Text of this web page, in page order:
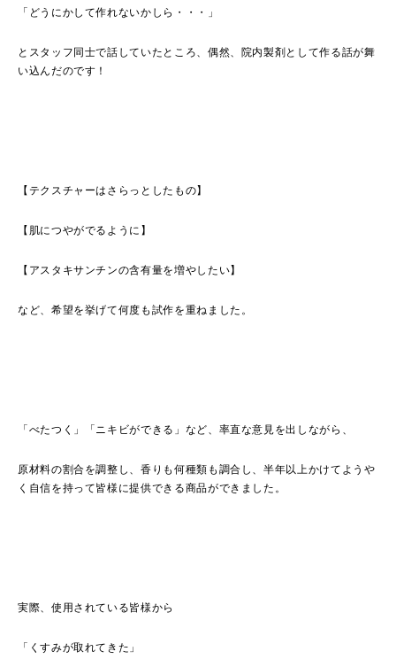
「どうにかして作れないかしら・・・」
とスタッフ同士で話していたところ、偶然、院内製剤として作る話が舞
い込んだのです！
【テクスチャーはさらっとしたもの】
【肌につやがでるように】
【アスタキサンチンの含有量を増やしたい】
など、希望を挙げて何度も試作を重ねました。
「べたつく」「ニキビができる」など、率直な意見を出しながら、
原材料の割合を調整し、香りも何種類も調合し、半年以上かけてようや
く自信を持って皆様に提供できる商品ができました。
実際、使用されている皆様から
「くすみが取れてきた」